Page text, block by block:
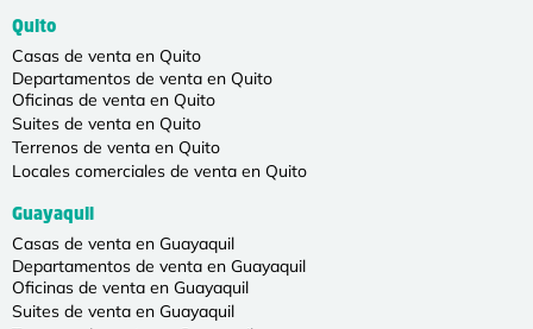
Quito
Casas de venta en Quito
Departamentos de venta en Quito
Oficinas de venta en Quito
Suites de venta en Quito
Terrenos de venta en Quito
Locales comerciales de venta en Quito
Guayaquil
Casas de venta en Guayaquil
Departamentos de venta en Guayaquil
Oficinas de venta en Guayaquil
Suites de venta en Guayaquil